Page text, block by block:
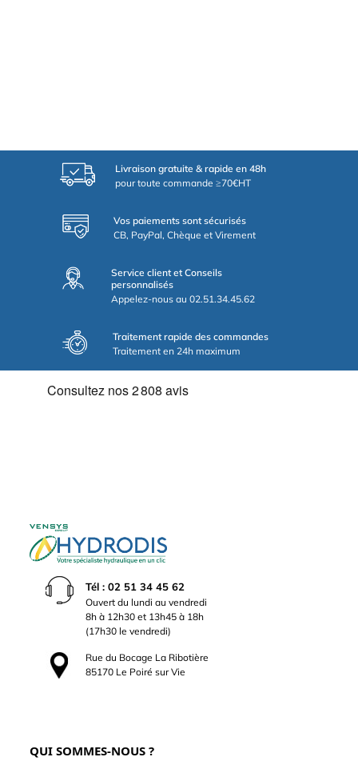
Livraison gratuite & rapide en 48h
pour toute commande ≥70€HT
Vos paiements sont sécurisés
CB, PayPal, Chèque et Virement
Service client et Conseils
personnalisés
Appelez-nous au 02.51.34.45.62
Traitement rapide des commandes
Traitement en 24h maximum
Tél : 02 51 34 45 62
Ouvert du lundi au vendredi
8h à 12h30 et 13h45 à 18h
(17h30 le vendredi)
Rue du Bocage La Ribotière
85170 Le Poiré sur Vie
QUI SOMMES-NOUS ?